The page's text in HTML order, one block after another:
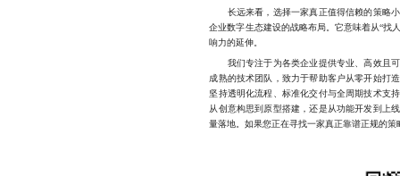
长远来看，选择一家真正值得信赖的策略小
企业数字生态建设的战略布局。它意味着从“找
响力的延伸。
我们专注于为各类企业提供专业、高效且可
成熟的技术团队，致力于帮助客户从零开始打
坚持透明化流程、标准化交付与全周期技术支
从创意构思到原型搭建，还是从功能开发到上
量落地。如果您正在寻找一家真正靠谱正规的策